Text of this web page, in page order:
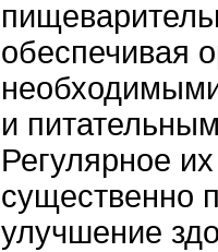
обеспечивая
и
Регулярное
существенно
улучшение